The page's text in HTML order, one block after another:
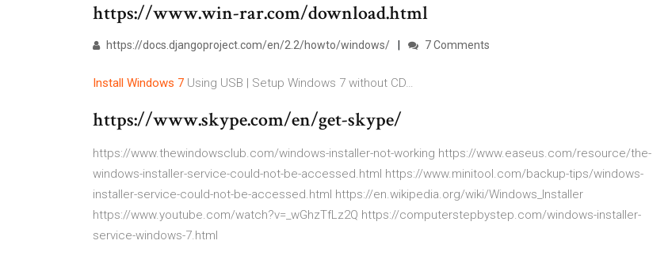
https://www.win-rar.com/download.html
https://docs.djangoproject.com/en/2.2/howto/windows/ 7 Comments
Install Windows 7 Using USB | Setup Windows 7 without CD…
https://www.skype.com/en/get-skype/
https://www.thewindowsclub.com/windows-installer-not-working https://www.easeus.com/resource/the-
windows-installer-service-could-not-be-accessed.html https://www.minitool.com/backup-tips/windows-
installer-service-could-not-be-accessed.html https://en.wikipedia.org/wiki/Windows_Installer
https://www.youtube.com/watch?v=_wGhzTfLz2Q https://computerstepbystep.com/windows-installer-
service-windows-7.html